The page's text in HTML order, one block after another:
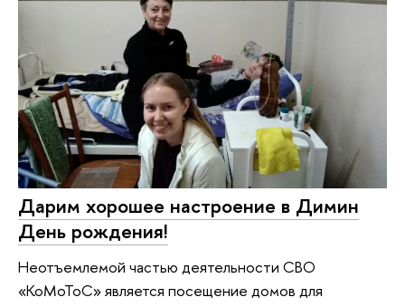
Дарим хорошее настроение в Димин
День рождения!
Неотъемлемой частью деятельности СВО
«КоМоТоС» является посещение домов для